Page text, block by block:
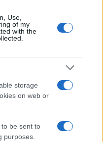
Use,
of my
with the
storage
on web or
be sent to
purposes.